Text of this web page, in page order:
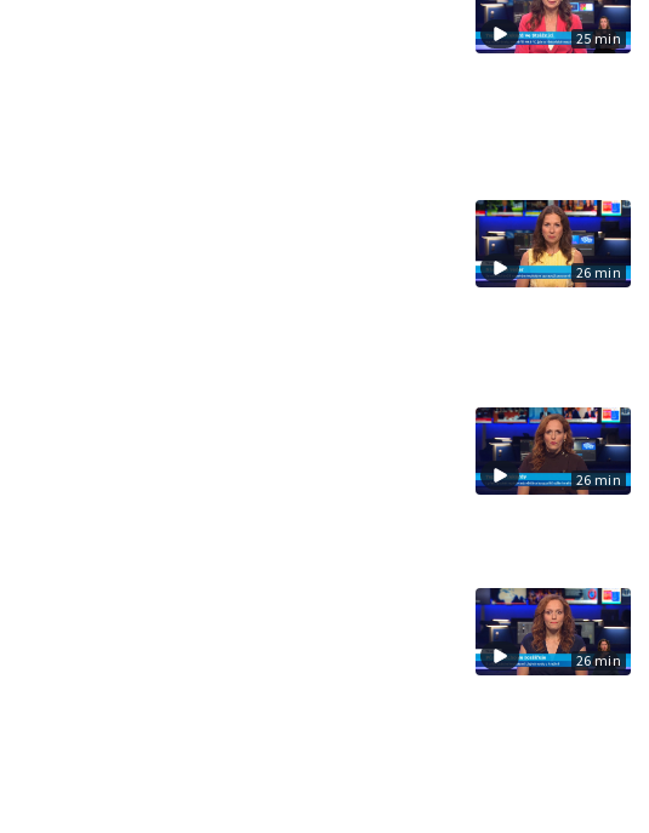
25 min
26 min
26 min
26 min